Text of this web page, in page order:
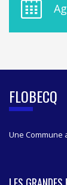
E
A
R
FLOBECQ
Une Commune